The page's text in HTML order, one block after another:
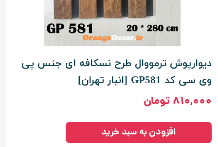
دیوارپوش ترمووال طرح نسکافه ای جنس پی
وی سی کد GP581 [انبار تهران]
۸۱۰,۰۰۰ تومان
افزودن به سبد خرید